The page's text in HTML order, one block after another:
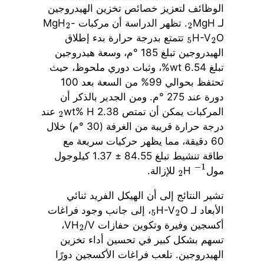
الوظائف لتعزيز خصائص تخزين الهيدروجين
لـ MgH
2. تظهر الدراسة أن مركبات MgH 2-
H-V2O
5 تتمتع بدرجة حرارة بدء إطلاق
الهيدروجين تبلغ 185 °م، وسعة هيدروجين
تبلغ 6.54 wt%، وثبات دوري ملحوظ، حيث
تحتفظ بحوالي 99% من السعة بعد 100
دورة عند 275 °م. ومن الجدير بالذكر أن
المركبات يمكن أن تمتص 2.38 wt% H
2 عند
درجة حرارة قريبة من الغرفة (30 °م) خلال
60 دقيقة، مما يظهر حركيات سريعة مع
طاقة تنشيط تبلغ 84.55 ± 1.37 كيلوجول
مول −1
2 للإزالة.
تشير النتائج إلى أن الهيكل الفريد ثنائي
الأبعاد لـ H-V
2O
5، إلى جانب وجود فراغات
أكسجين وفيرة وتكوين حفازات VH
2
/V،
تسهم بشكل كبير في تحسين أداء تخزين
الهيدروجين. تلعب فراغات الأكسجين دورًا